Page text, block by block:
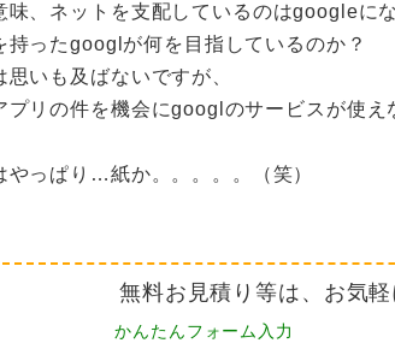
味、ネットを支配しているのはgoogleに
持ったgooglが何を目指しているのか？
思いも及ばないですが、
プリの件を機会にgooglのサービスが使え
やっぱり…紙か。。。。。（笑）
無料お見積り等は、お気軽
かんたんフォーム入力